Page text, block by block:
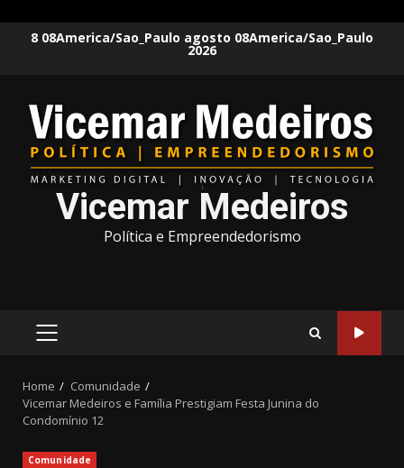
8 08America/Sao_Paulo agosto 08America/Sao_Paulo
2026
Vicemar Medeiros
Política e Empreendedorismo
PRIMARY
Home
Comunidade
Vicemar Medeiros e Família Prestigiam Festa Junina do
Condomínio 12
Comunidade